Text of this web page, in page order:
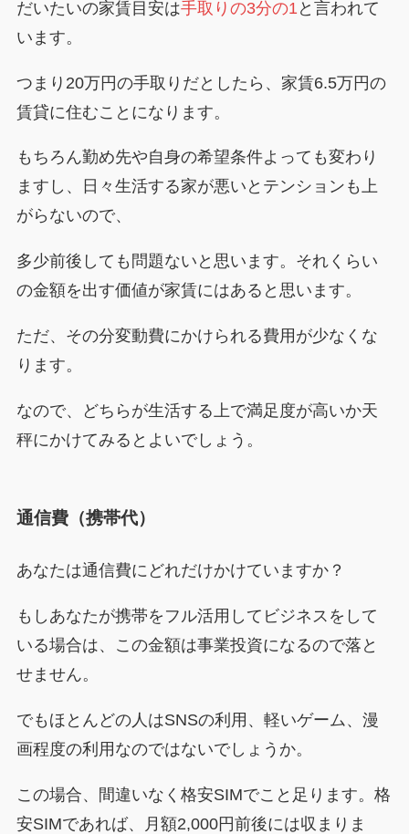
だいたいの家賃目安は手取りの3分の1 と言われて
います。
つまり20万円の手取りだとしたら、家賃6.5万円の
賃貸に住むことになります。
もちろん勤め先や自身の希望条件よっても変わり
ますし、日々生活する家が悪いとテンションも上
がらないので、
多少前後しても問題ないと思います。それくらい
の金額を出す価値が家賃にはあると思います。
ただ、その分変動費にかけられる費用が少なくな
ります。
なので、どちらが生活する上で満足度が高いか天
秤にかけてみるとよいでしょう。
通信費（携帯代）
あなたは通信費にどれだけかけていますか？
もしあなたが携帯をフル活用してビジネスをして
いる場合は、この金額は事業投資になるので落と
せません。
でもほとんどの人はSNSの利用、軽いゲーム、漫
画程度の利用なのではないでしょうか。
この場合、間違いなく格安SIMでこと足ります。格
安SIMであれば、月額2,000円前後には収まりま